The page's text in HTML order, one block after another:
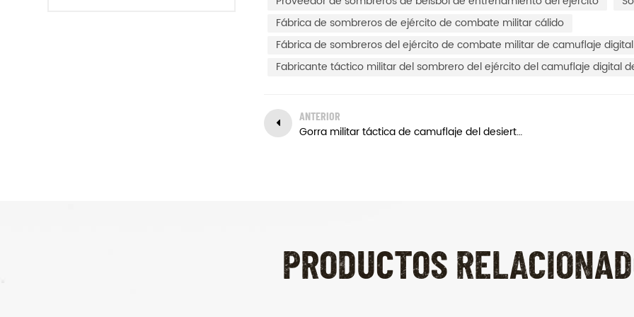
Fábrica de sombreros de ejército de combate militar cálido
Fábrica de sombreros del ejército de combate militar de camuflaje
Fabricante táctico militar del sombrero del ejército del camuflaje digital
ANTERIOR
Gorra militar táctica de camuflaje del desierto verde militar
PRODUCTOS